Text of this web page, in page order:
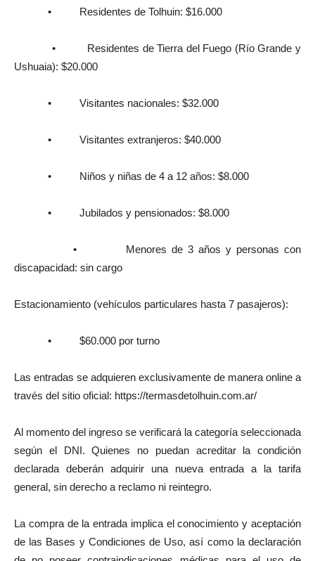
• Residentes de Tolhuin: $16.000
• Residentes de Tierra del Fuego (Río Grande y
Ushuaia): $20.000
• Visitantes nacionales: $32.000
• Visitantes extranjeros: $40.000
• Niños y niñas de 4 a 12 años: $8.000
• Jubilados y pensionados: $8.000
• Menores de 3 años y personas con
discapacidad: sin cargo
Estacionamiento (vehículos particulares hasta 7 pasajeros):
• $60.000 por turno
Las entradas se adquieren exclusivamente de manera online a
través del sitio oficial: https://termasdetolhuin.com.ar/
Al momento del ingreso se verificará la categoría seleccionada
según el DNI. Quienes no puedan acreditar la condición
declarada deberán adquirir una nueva entrada a la tarifa
general, sin derecho a reclamo ni reintegro.
La compra de la entrada implica el conocimiento y aceptación
de las Bases y Condiciones de Uso, así como la declaración